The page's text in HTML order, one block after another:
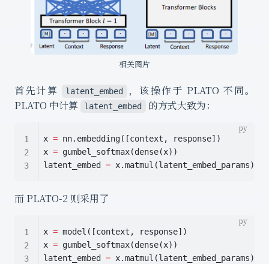
相关图片
首先计算 latent_embed
，该操作于 PLATO 不同。
PLATO 中计算
latent_embed 的方式大致为：
x = nn.embedding([context, response])
x = gumbel_softmax(dense(x))
latent_embed = x.matmul(latent_embed_params)
而 PLATO-2 则采用了
x = model([context, response])
x = gumbel_softmax(dense(x))
latent_embed = x.matmul(latent_embed_params)